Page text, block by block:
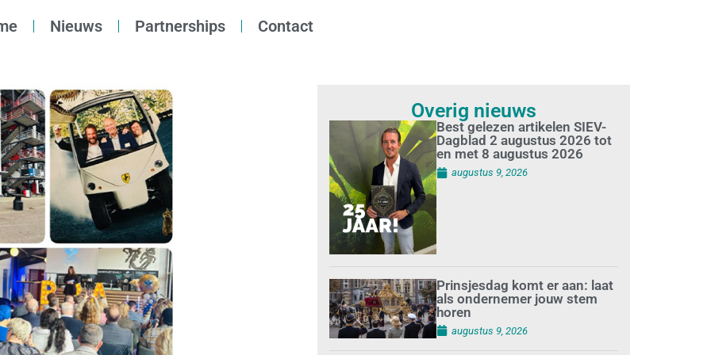
Nieuws Partnerships Contact
Overig nieuws
Best gelezen artikelen SIEV-
Dagblad 2 augustus 2026 tot
en met 8 augustus 2026
augustus 9, 2026
Prinsjesdag komt er aan: laat
als ondernemer jouw stem
horen
augustus 9, 2026